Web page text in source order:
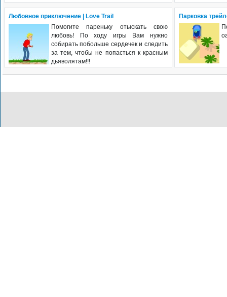
Любовное приключение | Love Trail
Помогите пареньку отыскать свою
любовь! По ходу игры Вам нужно
собирать побольше сердечек и следить
за тем, чтобы не попасться к красным
дьяволятам!!!
Парковка